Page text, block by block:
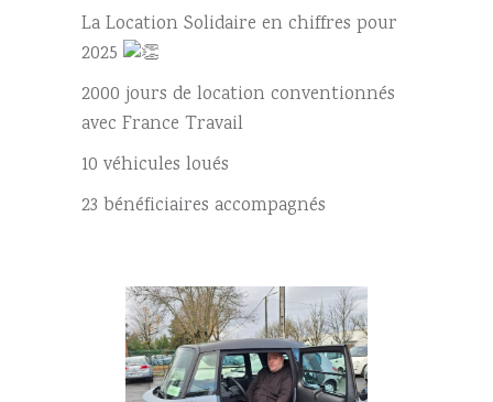
La Location Solidaire en chiffres pour
2025
2000 jours de location conventionnés
avec France Travail
10 véhicules loués
23 bénéficiaires accompagnés